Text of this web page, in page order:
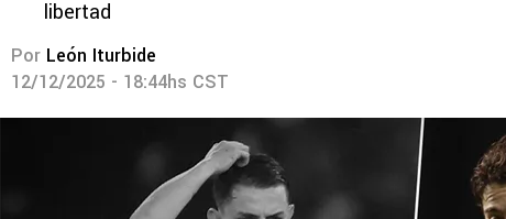
libertad
Por León Iturbide
12/12/2025 - 18:44hs CST